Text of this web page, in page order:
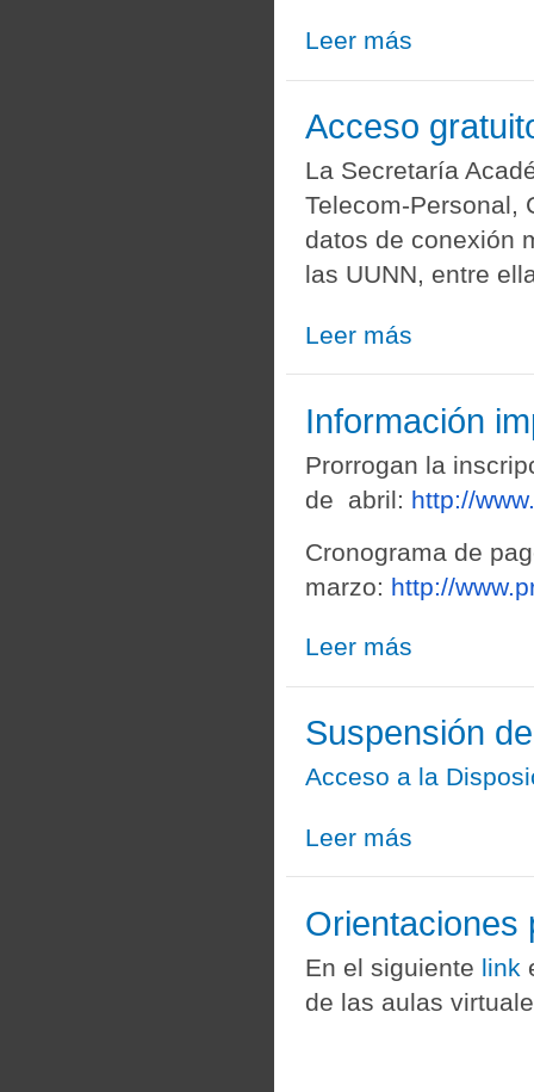
Leer más
Acceso
La Secretaría
Telecom-Personal,
datos de conexión
las UUNN, entre
Leer más
Información
Prorrogan la
de abril: http://
Cronograma de
marzo: http://
Leer más
Suspensión
Acceso a la
Leer más
Orientaciones
En el siguiente link
de las aulas